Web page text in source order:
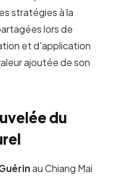
stratégies à la
lors de
et d’application
ajoutée de son
du
au Chiang Mai